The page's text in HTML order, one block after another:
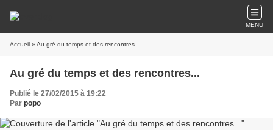
MENU
Accueil » Au gré du temps et des rencontres...
Au gré du temps et des rencontres...
Publié le 27/02/2015 à 19:22
Par popo